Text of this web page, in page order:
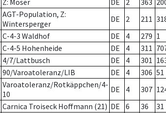
Z: Moser DE 2 363
AGT-Population, Z:
Wintersperger
DE 2 211
C-4-3 Waldhof DE 4 279 1
C-4-5 Hohenheide DE 4 311
4/7/Lattbusch DE 4 301
90/Varoatoleranz/LIB DE 4 306 51
Varoatoleranz/Rotkäppchen/4-
10
DE 4 307
Carnica Troiseck Hoffmann (21) DE 6 36 31